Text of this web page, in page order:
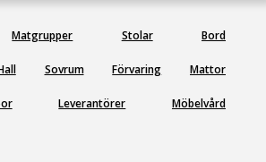
Matgrupper Stolar Bord
Sovrum Förvaring Mattor
Leverantörer Möbelvård